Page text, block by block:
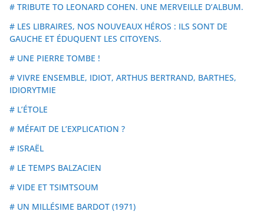
# TRIBUTE TO LEONARD COHEN. UNE MERVEILLE D’ALBUM.
# LES LIBRAIRES, NOS NOUVEAUX HÉROS : ILS SONT DE
GAUCHE ET ÉDUQUENT LES CITOYENS.
# UNE PIERRE TOMBE !
# VIVRE ENSEMBLE, IDIOT, ARTHUS BERTRAND, BARTHES,
IDIORYTMIE
# L’ÉTOLE
# MÉFAIT DE L’EXPLICATION ?
# ISRAËL
# LE TEMPS BALZACIEN
# VIDE ET TSIMTSOUM
# UN MILLÉSIME BARDOT (1971)